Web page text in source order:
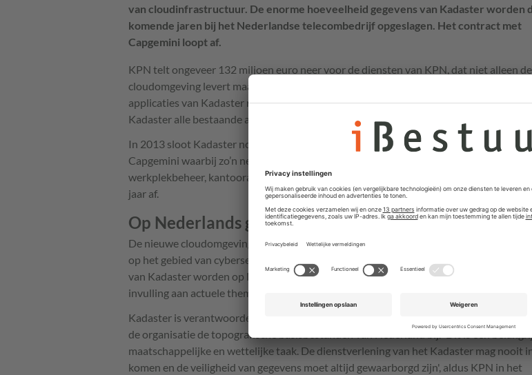
van cloudinfrastructuur. De enorme hoeveelheid gegevens van Kadaster worden
komende jaren bij het Nederlandse telecombedrijf opgeslagen. Het contract met
Capgemini loopt af.
KPN telt ongeveer 132 miljoen euro neer voor de diensten van KPN, dat niet alleen de
cloudomgeving levert maar ook zorgt voor de implementatie, waaronder het verhuizen
applicaties van Kadaster naar het nieuwe platform. Met de nieuwe infrastructuur kan
Kadaster alle bestaande applicaties moderniseren, zo wordt gemeld in een persbericht.
In 2013 sloot Kadaster nog een outsourcingcontract voor honderd miljoen euro met
Capgemini waarbij zo’n negentig IT'ers moesten overstappen. Die overeenkomst voor
werkplekbeheer, kantoorautomatisering en rekencentrum-dienstverlening loopt eind
jaar af.
Op Nederlands grondgebied
De nieuwe cloudomgeving voldoet volgens KPN aan alle BIO-normen aan de hoogste
op het gebied van cybersecurity, beschikbaarheid, compliance en duurzaamheid. De
van Kadaster worden op Nederlands grondgebied verwerkt en opgeslagen. Ook geeft
invulling aan actuele thema's zoals NIS2-compliance en duurzaamheidsrapportages.
Kadaster is verantwoordelijk voor de registratie van al het vastgoed in Nederland.
de organisatie de topografische basisbestanden van Nederland bij. 'Dit is een
maatschappelijke en wettelijke taak. De dienstverlening van het Kadaster mag nooit
komen en de veiligheid van gegevens moet altijd gewaarborgd zijn', aldus KPN in het